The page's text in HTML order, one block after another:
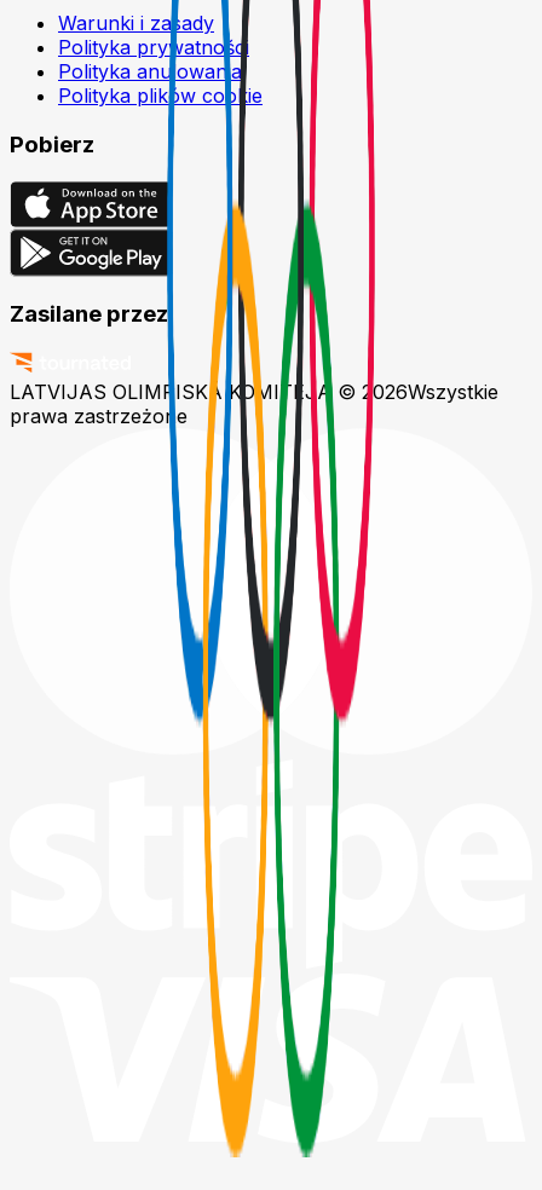
Warunki i zasady
Polityka prywatności
Polityka anulowania
Polityka plików cookie
Pobierz
Zasilane przez
LATVIJAS OLIMPISKĀ KOMITEJA © 2026Wszystkie
prawa zastrzeżone